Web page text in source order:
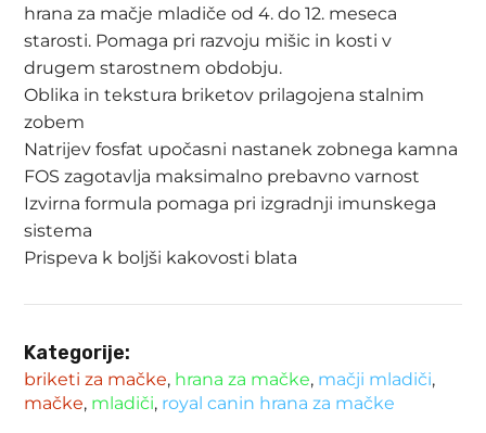
7.49 €
do
95.99 €
hrana za mačje mladiče od 4. do 12. meseca
starosti. Pomaga pri razvoju mišic in kosti v
drugem starostnem obdobju.
Oblika in tekstura briketov prilagojena stalnim
zobem
Natrijev fosfat upočasni nastanek zobnega kamna
FOS zagotavlja maksimalno prebavno varnost
Izvirna formula pomaga pri izgradnji imunskega
sistema
Prispeva k boljši kakovosti blata
Kategorije:
briketi za mačke, hrana za mačke, mačji mladiči,
mačke, mladiči, royal canin hrana za mačke